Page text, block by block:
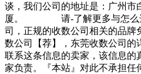
谈，我们公司的地址是：广州市
厦。 请-了解更多与怎么选
司，正规的收数公司相关的品牌
数公司【荐】，东莞收数公司的
联系这条信息的卖家，该信息的
家负责。『本站』对此不承担任